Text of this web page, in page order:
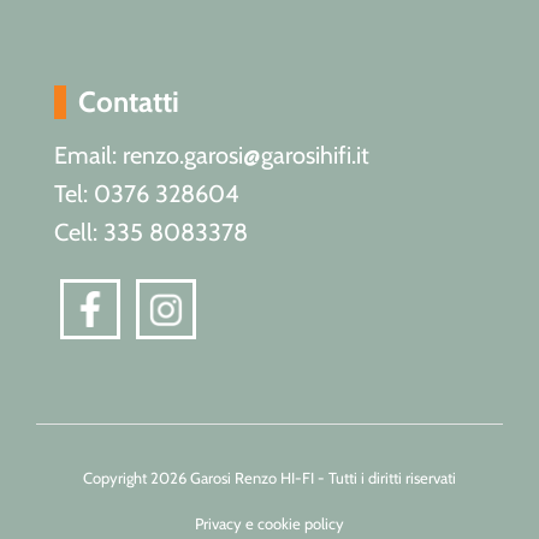
Contatti
Email: renzo.garosi@garosihifi.it
Tel: 0376 328604
Cell: 335 8083378
Copyright 2026 Garosi Renzo HI-FI - Tutti i diritti riservati
Privacy e cookie policy